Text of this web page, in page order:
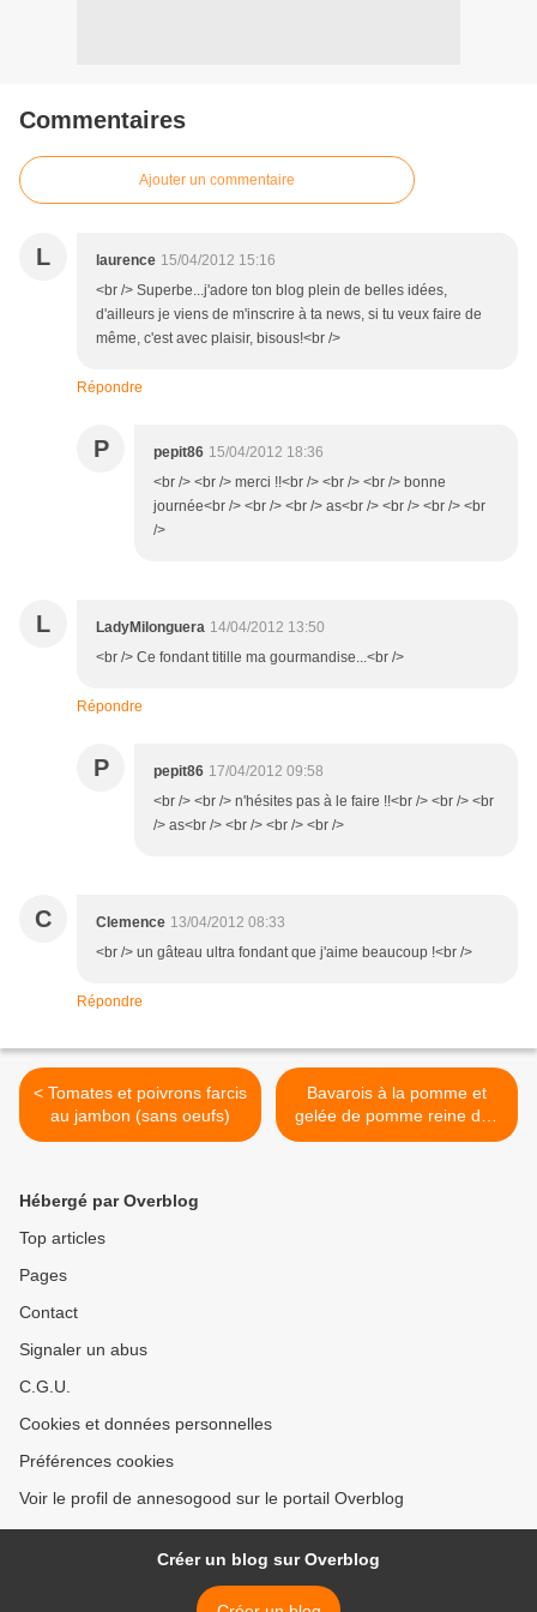
Commentaires
Ajouter un commentaire
L laurence 15/04/2012 15:16
<br /> Superbe...j'adore ton blog plein de belles idées,
d'ailleurs je viens de m'inscrire à ta news, si tu veux faire de
même, c'est avec plaisir, bisous!<br />
Répondre
P pepit86 15/04/2012 18:36
<br /> <br /> merci !!<br /> <br /> <br /> bonne
journée<br /> <br /> <br /> as<br /> <br /> <br /> <br
/>
L LadyMilonguera 14/04/2012 13:50
<br /> Ce fondant titille ma gourmandise...<br />
Répondre
P pepit86 17/04/2012 09:58
<br /> <br /> n'hésites pas à le faire !!<br /> <br /> <br
/> as<br /> <br /> <br /> <br />
C Clemence 13/04/2012 08:33
<br /> un gâteau ultra fondant que j'aime beaucoup !<br />
Répondre
< Tomates et poivrons farcis
au jambon (sans oeufs)
Bavarois à la pomme et
gelée de pomme reine des
reinettes. >
Hébergé par Overblog
Top articles
Pages
Contact
Signaler un abus
C.G.U.
Cookies et données personnelles
Préférences cookies
Voir le profil de annesogood sur le portail Overblog
Créer un blog sur Overblog